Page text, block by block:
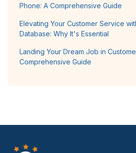
Phone: A Comprehensive Guide
Elevating Your Customer Service
Database: Why It's Essential
Landing Your Dream Job in
Comprehensive Guide